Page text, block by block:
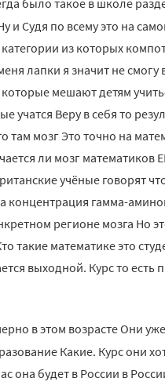
было такое в школе
и Судя по всему это на
категории из которых
лапки я значит не
мешают детям
учатся Веру в себя то
там мозг Это точно на
ли мозг математиков
учёные говорят
концентрация гамма-
регионе мозга Но
такие математике это
выходной. Курс то есть
в этом возрасте Они
Какие. Курс они
она будет в России в